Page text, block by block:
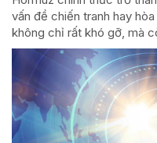
vấn đề chiến tranh hay
không chỉ rất khó gỡ, mà